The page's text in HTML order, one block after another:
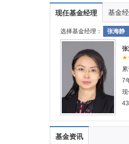
现任基金经理 基金
选择基金经理： 张海静
张
7
现
基金资讯